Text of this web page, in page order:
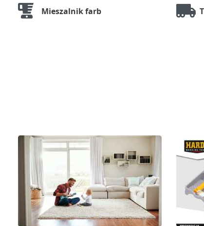
Mieszalnik farb